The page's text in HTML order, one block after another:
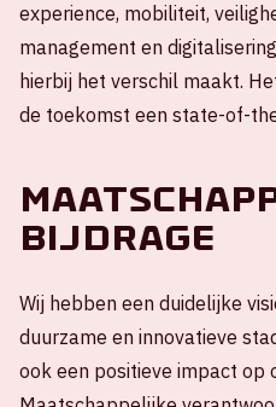
experience, mobiliteit,
management en
hierbij het verschil maakt.
de toekomst een state-of-
bijdrage
Wij hebben een duidelijke
duurzame en innovatieve
ook een positieve impact op